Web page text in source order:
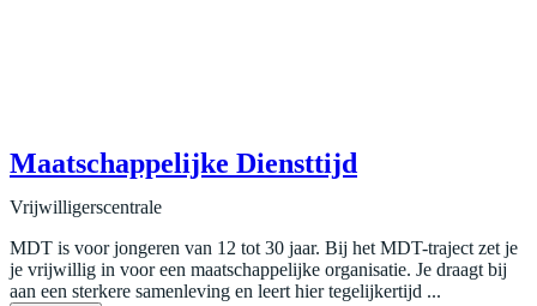
Maatschappelijke Diensttijd
Vrijwilligerscentrale
MDT is voor jongeren van 12 tot 30 jaar. Bij het MDT-traject zet je
je vrijwillig in voor een maatschappelijke organisatie. Je draagt bij
aan een sterkere samenleving en leert hier tegelijkertijd ...